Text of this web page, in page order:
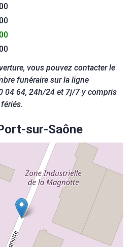
vous pouvez contacter le
funéraire sur la ligne
04 64, 24h/24 et 7j/7 y compris
sur-Saône